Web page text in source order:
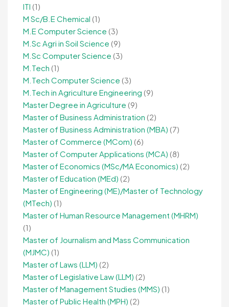
ITI (1)
M Sc/B.E Chemical (1)
M.E Computer Science (3)
M.Sc Agri in Soil Science (9)
M.Sc Computer Science (3)
M.Tech (1)
M.Tech Computer Science (3)
M.Tech in Agriculture Engineering (9)
Master Degree in Agriculture (9)
Master of Business Administration (2)
Master of Business Administration (MBA) (7)
Master of Commerce (MCom) (6)
Master of Computer Applications (MCA) (8)
Master of Economics (MSc/MA Economics) (2)
Master of Education (MEd) (2)
Master of Engineering (ME)/Master of Technology
(MTech) (1)
Master of Human Resource Management (MHRM)
(1)
Master of Journalism and Mass Communication
(MJMC) (1)
Master of Laws (LLM) (2)
Master of Legislative Law (LLM) (2)
Master of Management Studies (MMS) (1)
Master of Public Health (MPH) (2)